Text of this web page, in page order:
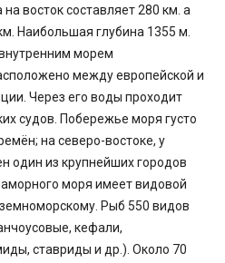
восток составляет 280 км. а
Наибольшая глубина 1355 м.
морем
между европейской и
Через его воды проходит
судов. Побережье моря густо
на северо-востоке, у
один из крупнейших городов
моря имеет видовой
Рыб 550 видов
кефали,
ставриды и др.). Около 70